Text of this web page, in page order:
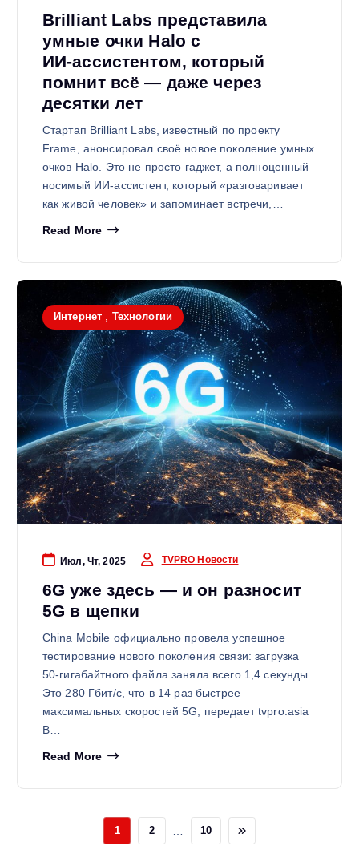
Brilliant Labs представила
умные очки Halo с
ИИ‑ассистентом, который
помнит всё — даже через
десятки лет
Стартап Brilliant Labs, известный по проекту
Frame, анонсировал своё новое поколение умных
очков Halo. Это не просто гаджет, а полноценный
носимый ИИ‑ассистент, который «разговаривает
как живой человек» и запоминает встречи,…
Read More
Интернет , Технологии
Июл, Чт, 2025 TVPRO Новости
6G уже здесь — и он разносит
5G в щепки
China Mobile официально провела успешное
тестирование нового поколения связи: загрузка
50-гигабайтного файла заняла всего 1,4 секунды.
Это 280 Гбит/с, что в 14 раз быстрее
максимальных скоростей 5G, передает tvpro.asia
В…
Read More
1 2 10